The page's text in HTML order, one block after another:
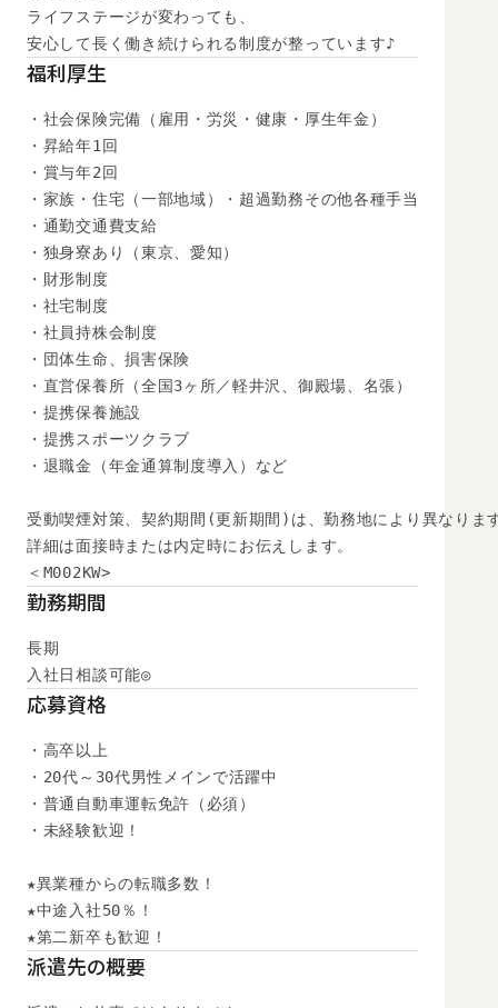
ライフステージが変わっても、
安心して長く働き続けられる制度が整っています♪
福利厚生
・社会保険完備（雇用・労災・健康・厚生年金）
・昇給年1回
・賞与年2回
・家族・住宅（一部地域）・超過勤務その他各種手当
・通勤交通費支給
・独身寮あり（東京、愛知）
・財形制度
・社宅制度
・社員持株会制度
・団体生命、損害保険
・直営保養所（全国3ヶ所／軽井沢、御殿場、名張）
・提携保養施設
・提携スポーツクラブ
・退職金（年金通算制度導入）など
受動喫煙対策、契約期間(更新期間)は、勤務地により異なりま
詳細は面接時または内定時にお伝えします。
＜M002KW>
勤務期間
長期
入社日相談可能◎
応募資格
・高卒以上
・20代～30代男性メインで活躍中
・普通自動車運転免許（必須）
・未経験歓迎！
★異業種からの転職多数！
★中途入社50％！
★第二新卒も歓迎！
派遣先の概要